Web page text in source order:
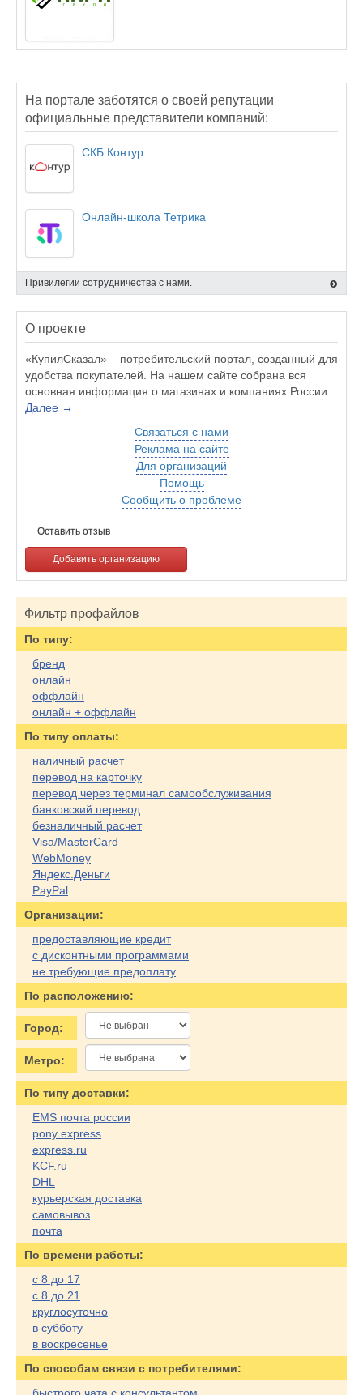
На портале заботятся о своей репутации
официальные представители компаний:
СКБ Контур
Онлайн-школа Тетрика
Привилегии сотрудничества с нами.
О проекте
«КупилСказал» – потребительский портал, созданный для
удобства покупателей. На нашем сайте собрана вся
основная информация о магазинах и компаниях России.
Далее →
Связаться с нами
Реклама на сайте
Для организаций
Помощь
Сообщить о проблеме
Оставить отзыв
Добавить организацию
Фильтр профайлов
По типу:
бренд
онлайн
оффлайн
онлайн + оффлайн
По типу оплаты:
наличный расчет
перевод на карточку
перевод через терминал самообслуживания
банковский перевод
безналичный расчет
Visa/MasterCard
WebMoney
Яндекс.Деньги
PayPal
Организации:
предоставляющие кредит
с дисконтными программами
не требующие предоплату
По расположению:
Город:
Метро:
По типу доставки:
EMS почта россии
pony express
express.ru
KCF.ru
DHL
курьерская доставка
самовывоз
почта
По времени работы:
с 8 до 17
с 8 до 21
круглосуточно
в субботу
в воскресенье
По cпособам связи с потребителями: